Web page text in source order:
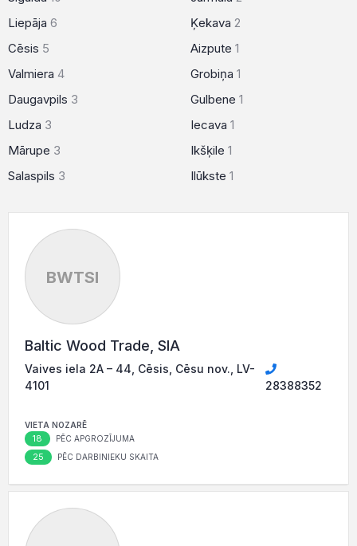
Liepāja 6
Cēsis 5
Valmiera 4
Daugavpils 3
Ludza 3
Mārupe 3
Salaspils 3
Ķekava 2
Aizpute 1
Grobiņa 1
Gulbene 1
Iecava 1
Ikšķile 1
Ilūkste 1
BWTSI
Baltic Wood Trade, SIA
Vaives iela 2A – 44, Cēsis, Cēsu nov., LV-
4101
28388352
VIETA NOZARĒ
18 PĒC APGROZĪJUMA
25 PĒC DARBINIEKU SKAITA